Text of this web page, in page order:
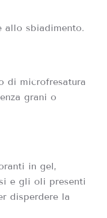
allo sbiadimento.
di microfresatura
grani o
in gel,
e gli oli presenti
disperdere la